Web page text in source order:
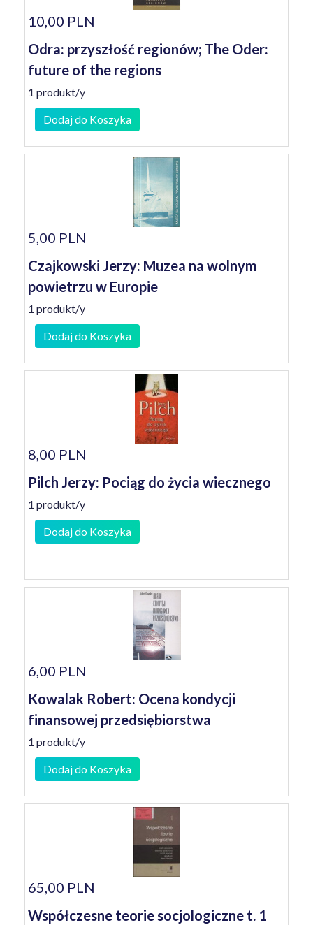
10,00 PLN
Odra: przyszłość regionów; The Oder:
future of the regions
1 produkt/y
Dodaj do Koszyka
5,00 PLN
Czajkowski Jerzy: Muzea na wolnym
powietrzu w Europie
1 produkt/y
Dodaj do Koszyka
8,00 PLN
Pilch Jerzy: Pociąg do życia wiecznego
1 produkt/y
Dodaj do Koszyka
6,00 PLN
Kowalak Robert: Ocena kondycji
finansowej przedsiębiorstwa
1 produkt/y
Dodaj do Koszyka
65,00 PLN
Współczesne teorie socjologiczne t. 1